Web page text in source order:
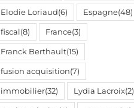
Elodie Loriaud(6) Espagne(48)
fiscal (8) France(3)
Franck Berthault(15)
fusion acquisition(7)
immobilier(32) Lydia Lacroix(2)